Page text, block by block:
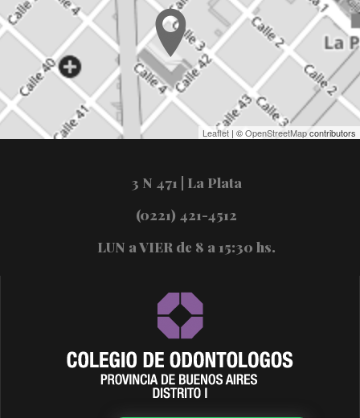
Leaflet | ©OpenStreetMapcontributors
3 N 471 | La Plata
(0221) 421-4512
LUN a VIER de 8 a 15:30 hs.